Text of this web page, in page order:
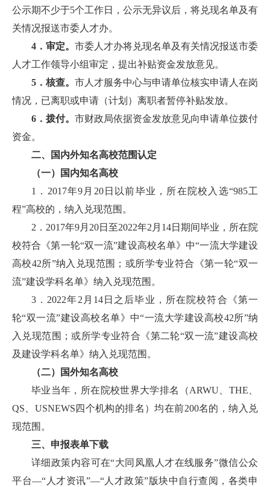
公示期不少于5个工作日，公示无异议后，将兑现名单及有
关情况报送市委人才办。
4．审定。 市委人才办将兑现名单及有关情况报送市委
人才工作领导小组审定，提出补贴资金发放意见。
5．核查。 市人才服务中心与申请单位核实申请人在岗
情况，已离职或申请（计划）离职者暂停补贴发放。
6．拨付。 市财政局依据资金发放意见向申请单位拨付
资金。
二、国内外知名高校范围认定
（一）国内知名高校
1．2017年9月20日以前毕业，所在院校入选“985工
程”高校的，纳入兑现范围。
2．2017年9月20日至2022年2月14日期间毕业，所在院
校符合《第一轮“双一流”建设高校名单》中“一流大学建设
高校42所”纳入兑现范围；或所学专业符合《第一轮“双一
流”建设学科名单》纳入兑现范围。
3．2022年2月14日之后毕业，所在院校符合《第一
轮“双一流”建设高校名单》中“一流大学建设高校42所”纳
入兑现范围；或所学专业符合《第二轮“双一流”建设高校
及建设学科名单》纳入兑现范围。
（二）国外知名高校
毕业当年，所在院校世界大学排名（ARWU、THE、
QS、USNEWS四个机构的排名）均在前200名的，纳入兑
现范围。
三、申报表单下载
详细政策内容可在“大同凤凰人才在线服务”微信公众
平台—“人才资讯”—“人才政策”版块中自行查阅，各类申